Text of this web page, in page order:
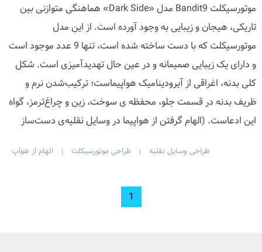
موتورسیکلت Bandit9 مدل «Dark Side» هماهنگی متوازنی بین
تاریکی، هیجان و زیبایی به وجود آورده است. از این مدل
موتورسیکلت که با دست ساخته شده است، تنها 9 عدد موجود است
و دارای یک زیبایی صمیمانه و در عین حال تهدیدآمیزی است. شکل
کلی بدنه، اغراقی از آیرودینامیک هواپیماست؛ ترکیب‌شدن نرم و
ظریف بدنه در قسمت جلو، محفظه ی سوخت، زین و چراغ‌ترمز، گواه
این ادعاست. (الهام گرفتن از هواپیما در وسایل نقلیه‌ی دست‌ساز
طراحی وسایل نقلیه | طراحی موتورسیکلت | الهام از هواپ
1